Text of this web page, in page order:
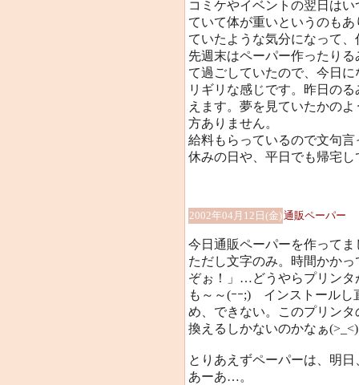
コミケやイベントの翌日は
ていて体が重いというのも
ていたような気分になって
先週末はペーパー作ったり
て過ごしていたので、今日
リギリな感じです。昨日の
えます。夢を見ていたかの
方ありません。
給料もらっているので文句
休みの日や、平日でも帰宅
2002年04月12日(金)通販ペーパー
今日通販ペーパーを作って
ただし文字のみ。時間かか
ぞぉ！」…どうやらプリンタ
も～～(ｰｰ;) インストール
め、できない。このプリン
換えるしかないのかなぁ
とりあえずペーパーは、明
あーあ…。